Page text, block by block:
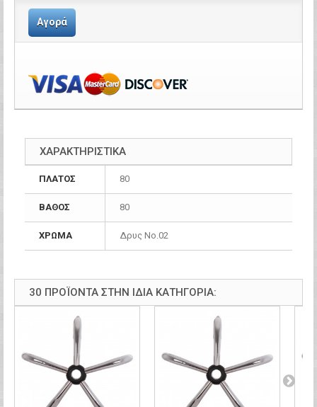
Αγορά
ΧΑΡΑΚΤΗΡΙΣΤΙΚΑ
ΠΛΑΤΟΣ 80
ΒΑΘΟΣ 80
ΧΡΩΜΑ Δρυς Νο.02
30 ΠΡΟΪΌΝΤΑ ΣΤΗΝ ΊΔΙΑ ΚΑΤΗΓΟΡΊΑ: